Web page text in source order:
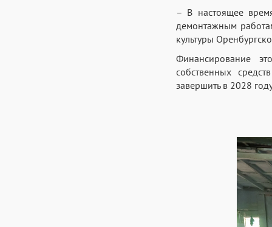
– В настоящее
демонтажным
культуры
Финансирование
собственных
завершить в 2028